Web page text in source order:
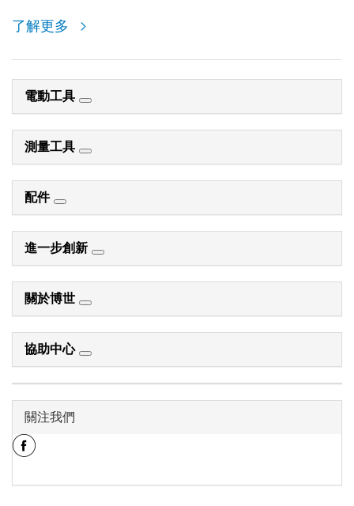
了解更多
電動工具
測量工具
配件
進一步創新
關於博世
協助中心
關注我們